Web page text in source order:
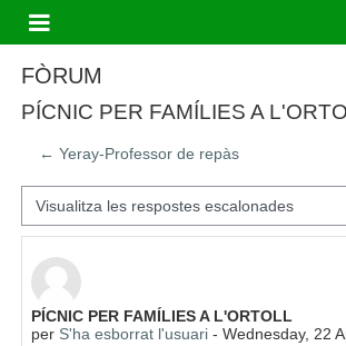
Panell lateral
FÒRUM
PÍCNIC PER FAMÍLIES A
← Yeray-Professor de repàs
Mode de visualització
PÍCNIC PER FAMÍLIES A L'ORTOLL
per S'ha esborrat l'usuari -Wednesday, 22
Nombre de respostes: 0